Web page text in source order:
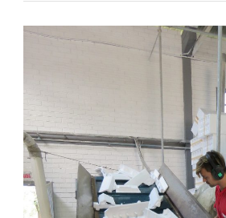
NOSSAS ASSOCIADAS